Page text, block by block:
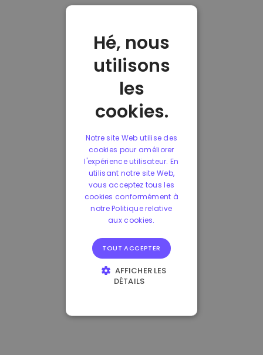
Hé, nous
utilisons
les
cookies.
Notre site Web utilise des
cookies pour améliorer
l'expérience utilisateur. En
utilisant notre site Web,
vous acceptez tous les
cookies conformément à
notre Politique relative
aux cookies.
TOUT ACCEPTER
AFFICHER LES
DÉTAILS